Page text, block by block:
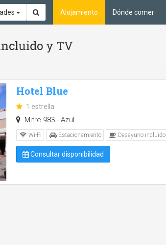
Alojamiento Dónde comer
y TV
Hotel Blue
1 estrella
Mitre 983 - Azul
Wi-Fi Estacionamiento Desayuno incluido
Consultar disponibilidad